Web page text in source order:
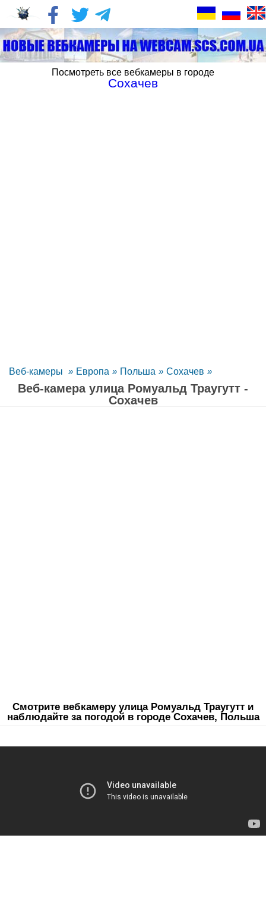
Посмотреть все вебкамеры в городе
Сохачев
Веб-камеры » Европа » Польша » Сохачев »
Веб-камера улица Ромуальд Траугутт -
Сохачев
Смотрите вебкамеру улица Ромуальд Траугутт и
наблюдайте за погодой в городе Сохачев, Польша